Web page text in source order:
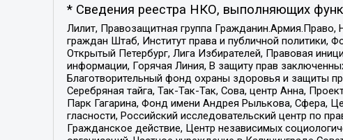
* Сведения реестра НКО, выполняющих
Лилит, Правозащитная группа
граждан Штаб, Институт права и публичной
Открытый Петербург, Лига Избирателей, Правовая
информации, Горячая Линия, В защиту прав
Благотворительный фонд охраны здоровья и защиты
Серебряная тайга, Так-Так-Так, Сова, центр Анна,
Парк Гагарина, Фонд имени Андрея Рылькова, Сфера,
гласности, Российский исследовательский центр по
Гражданское действие, Центр независимых